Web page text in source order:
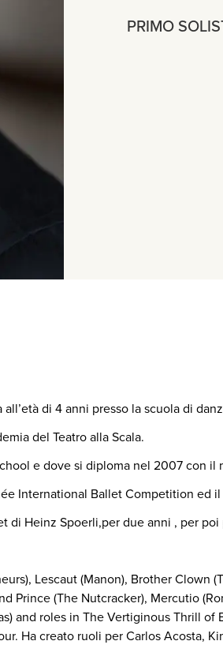
PRIMO
di 4 anni presso la scuola di
del Teatro alla Scala.
e dove si diploma nel 2007 con il
International Ballet Competition ed
Heinz Spoerli,per due anni , per
Lescaut (Manon), Brother Clown
Prince (The Nutcracker), Mercutio
and roles in The Vertiginous Thrill
Ha creato ruoli per Carlos Acosta,